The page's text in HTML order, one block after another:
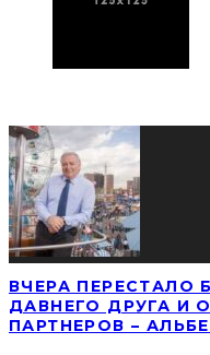
ВЧЕРА ПЕРЕСТАЛО
ДАВНЕГО ДРУГА И
ПАРТНЕРОВ –